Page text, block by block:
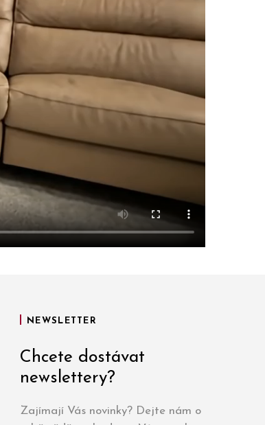
NEWSLETTER
Chcete dostávat
newslettery?
Zajímají Vás novinky? Dejte nám o